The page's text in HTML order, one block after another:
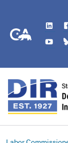
CA.gov